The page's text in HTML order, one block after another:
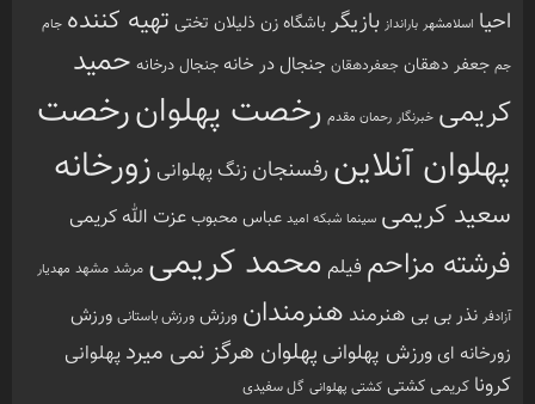
احیا اسلامشهر بارانداز بازیگرباشگاه زن ذلیلان تختی تهیه کننده جام
جم جعفر دهقان جعفردهقان جنجال در خانه جنجال درخانه حمید
کریمی خبرنگار رحمان مقدم رخصت پهلوانرخصت
پهلوان آنلاین رفسنجان زنگ پهلوانی زورخانه
سعید کریمی سینما شبکه امید عباس محبوبعزت الله کریمی
فرشته مزاحمفیلم محمد کریمی مرشد مشهد مهدیار
آزادفر نذر بی بی هنرمند هنرمندان ورزش ورزش باستانی ورزش
زورخانه ای ورزش پهلوانی پهلوان هرگز نمی میرد پهلوانی
کرونا کریمی کشتی کشتی پهلوانی گل سفیدی